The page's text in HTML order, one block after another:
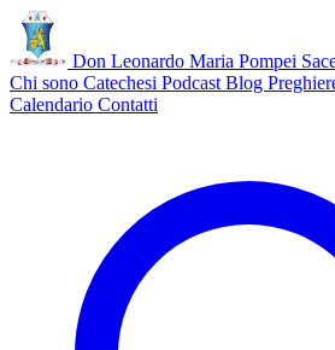
Don Leonardo Maria Pompei
Chi sono Catechesi Podcast Blog
Calendario Contatti